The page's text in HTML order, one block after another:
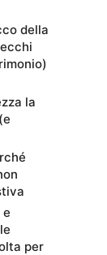
della
la
per